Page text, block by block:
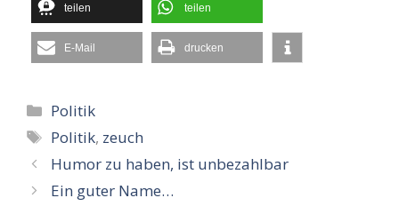
teilen teilen
E-Mail drucken
Kategorien
Politik
Schlagwörter
Politik, zeuch
Humor zu haben, ist unbezahlbar
Ein guter Name…